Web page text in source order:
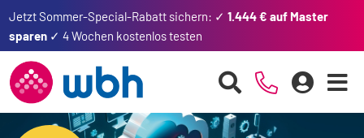
Jetzt Sommer-Special-Rabatt sichern: ✓1.444 € auf Master
sparen ✓ 4 Wochen kostenlos testen